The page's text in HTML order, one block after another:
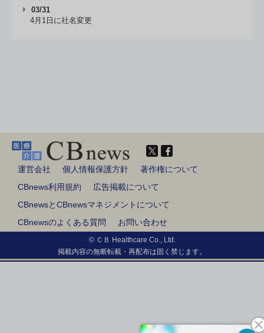
03/31
4月1日に社名変更
運営会社 個人情報保護方針
著作権について
CBnews利用規約
広告掲載について
CBnewsとCBnewsマネジメントについて
CBnewsのよくある質問
お問い合わせ
© ＣＢ Healthcare Co., Ltd.
掲載内容の無断転載・再配布は固く禁じます。